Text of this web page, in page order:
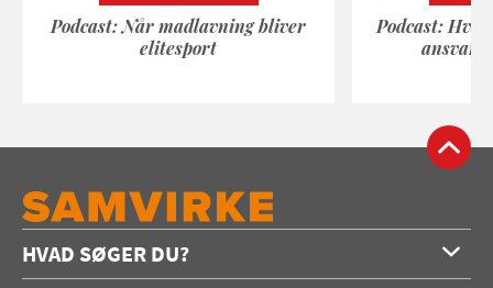
Podcast: Når madlavning bliver
elitesport
Podcast:
HVAD SØGER DU?